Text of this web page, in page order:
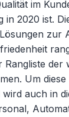
im
in 2020 ist.
zur
Rangliste der
Um
auch in